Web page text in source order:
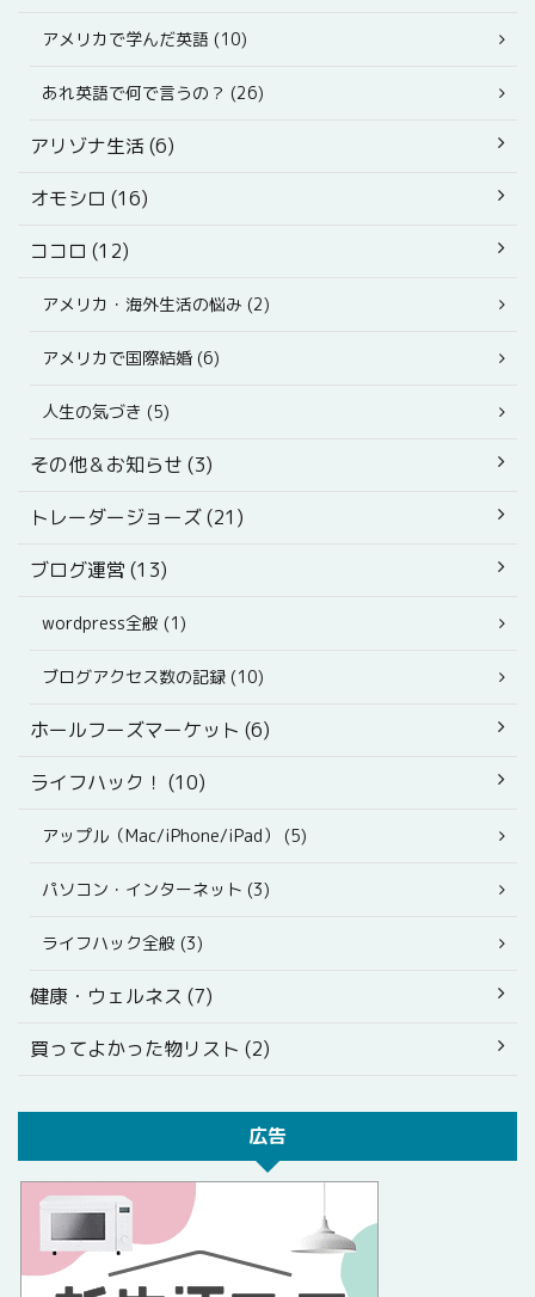
アメリカで学んだ英語 (10)
あれ英語で何で言うの？ (26)
アリゾナ生活 (6)
オモシロ (16)
ココロ (12)
アメリカ・海外生活の悩み (2)
アメリカで国際結婚 (6)
人生の気づき (5)
その他＆お知らせ (3)
トレーダージョーズ (21)
ブログ運営 (13)
wordpress全般 (1)
ブログアクセス数の記録 (10)
ホールフーズマーケット (6)
ライフハック！ (10)
アップル（Mac/iPhone/iPad） (5)
パソコン・インターネット (3)
ライフハック全般 (3)
健康・ウェルネス (7)
買ってよかった物リスト (2)
広告